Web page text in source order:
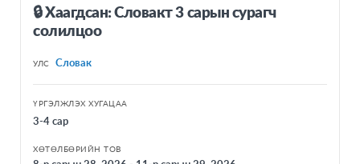
🔒 Хаагдсан: Словакт 3 сарын сурагч
солилцоо
УЛС Словак
ҮРГЭЛЖЛЭХ ХУГАЦАА
3-4 сар
ХӨТӨЛБӨРИЙН ТОВ